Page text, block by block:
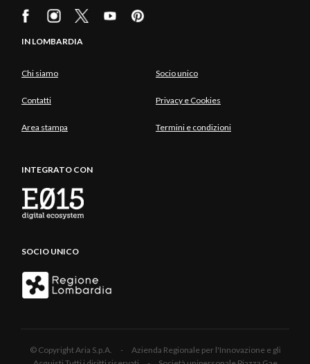
IN LOMBARDIA
Chi siamo Socio unico
Contatti Privacy e Cookies
Area stampa Termini e condizioni
INTEGRATO CON
SOCIO UNICO
© Copyright Aria S.p.A. - Azienda Regionale per l'Innovazione e gli